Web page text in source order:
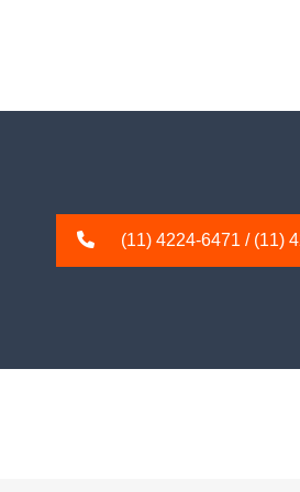
(11) 4224-6471 / (11)